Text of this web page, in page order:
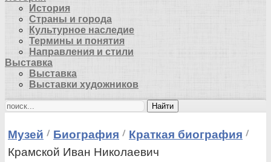
История
Страны и города
Культурное наследие
Термины и понятия
Направления и стили
Выставка
Выставка
Выставки художников
Найти
Музей Биография
Краткая биография
Крамской Иван Николаевич